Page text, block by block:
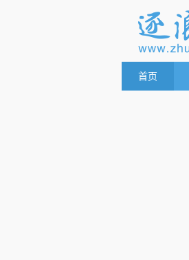
首页